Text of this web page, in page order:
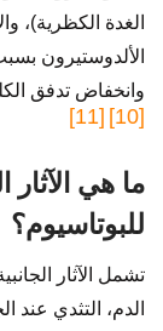
الغدة الكظرية)،
الألدوستيرون
وانخفاض تدفق
[10]
[11]
ما هي الآثار
للبوتاسيوم؟
تشمل الآثار
الدم، التثدي